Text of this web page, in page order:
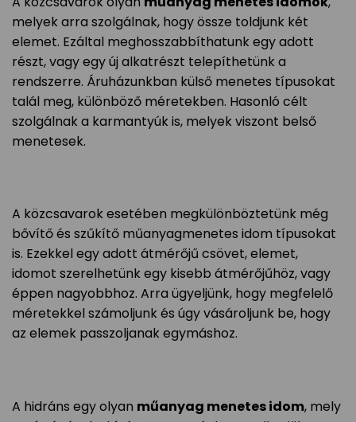
melyek arra szolgálnak, hogy össze toldjunk két
elemet. Ezáltal meghosszabbíthatunk egy adott
részt, vagy egy új alkatrészt telepíthetünk a
rendszerre. Áruházunkban külső menetes típusokat
talál meg, különböző méretekben. Hasonló célt
szolgálnak a karmantyúk is, melyek viszont belső
menetesek.
A közcsavarok esetében megkülönböztetünk még
bővítő és szűkítő műanyagmenetes idom típusokat
is. Ezekkel egy adott átmérőjű csövet, elemet,
idomot szerelhetünk egy kisebb átmérőjűhöz, vagy
éppen nagyobbhoz. Arra ügyeljünk, hogy megfelelő
méretekkel számoljunk és úgy vásároljunk be, hogy
az elemek passzoljanak egymáshoz.
A hidráns egy olyan műanyag menetes idom, mely